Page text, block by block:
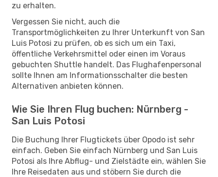
zu erhalten.
Vergessen Sie nicht, auch die
Transportmöglichkeiten zu Ihrer Unterkunft von San
Luis Potosi zu prüfen, ob es sich um ein Taxi,
öffentliche Verkehrsmittel oder einen im Voraus
gebuchten Shuttle handelt. Das Flughafenpersonal
sollte Ihnen am Informationsschalter die besten
Alternativen anbieten können.
Wie Sie Ihren Flug buchen: Nürnberg -
San Luis Potosi
Die Buchung Ihrer Flugtickets über Opodo ist sehr
einfach. Geben Sie einfach Nürnberg und San Luis
Potosi als Ihre Abflug- und Zielstädte ein, wählen Sie
Ihre Reisedaten aus und stöbern Sie durch die